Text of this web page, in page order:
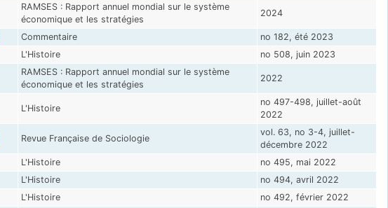
RAMSES : Rapport annuel mondial sur le système
économique et les stratégies
2024
Commentaire
no 182, été 2023
L'Histoire no 508, juin 2023
RAMSES : Rapport annuel mondial sur le système
économique et les stratégies
2022
L'Histoire
no 497-498, juillet-août
2022
Revue Française de Sociologie
vol. 63, no 3-4, juillet-
décembre 2022
L'Histoire
no 495, mai 2022
L'Histoire
no 494, avril 2022
L'Histoire
no 492, février 2022